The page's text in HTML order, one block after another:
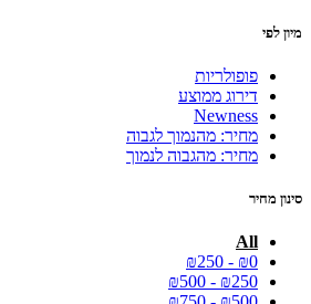
מיון לפי
פופולריות
דירוג ממוצע
Newness
מחיר: מהנמוך לגבוה
מחיר: מהגבוה לנמוך
סינון מחיר
All
₪0
-
₪250
₪250
-
₪500